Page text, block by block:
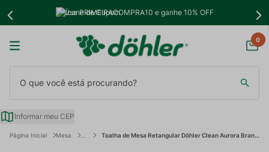
Use PRIMEIRACOMPRA10 e ganhe 10% OFF
0
Informar meu CEP
Mesa Toalha de Mesa Retangular Döhler Clean Aurora Branco 8 Lugares